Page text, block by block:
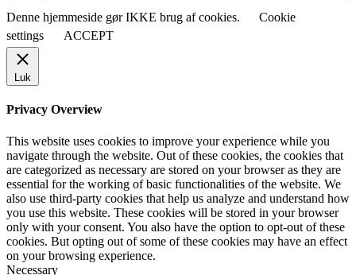
Denne hjemmeside gør IKKE brug af cookies.
Cookie
settings
ACCEPT
Luk
Privacy Overview
This website uses cookies to improve your experience while you
navigate through the website. Out of these cookies, the cookies that
are categorized as necessary are stored on your browser as they are
essential for the working of basic functionalities of the website. We
also use third-party cookies that help us analyze and understand how
you use this website. These cookies will be stored in your browser
only with your consent. You also have the option to opt-out of these
cookies. But opting out of some of these cookies may have an effect
on your browsing experience.
Necessary